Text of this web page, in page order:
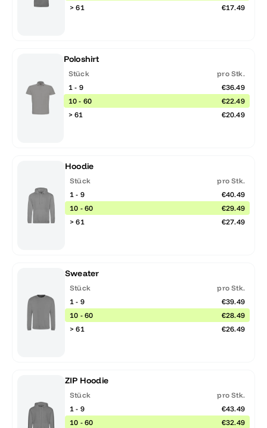
> 61
€17.49
Poloshirt
Stück
pro Stk.
1 - 9
€36.49
10 - 60
€22.49
> 61
€20.49
Hoodie
Stück
pro Stk.
1 - 9
€40.49
10 - 60
€29.49
> 61
€27.49
Sweater
Stück
pro Stk.
1 - 9
€39.49
10 - 60
€28.49
> 61
€26.49
ZIP Hoodie
Stück
pro Stk.
1 - 9
€43.49
10 - 60
€32.49